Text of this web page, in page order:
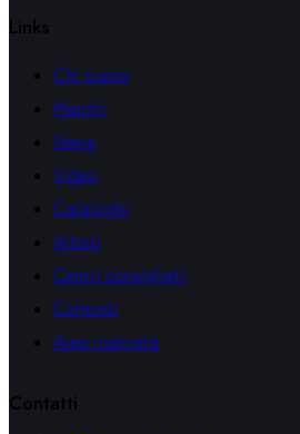
Links
Chi siamo
Marchi
News
Video
Cataloghi
Artisti
Centri consigliati
Contatti
Area riservata
Contatti